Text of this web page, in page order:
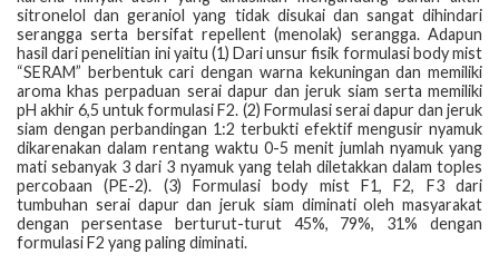
sitronelol dan geraniol yang tidak disukai dan sangat dihindari
serangga serta bersifat repellent (menolak) serangga. Adapun
hasil dari penelitian ini yaitu (1) Dari unsur fisik formulasi body mist
“SERAM” berbentuk cari dengan warna kekuningan dan memiliki
aroma khas perpaduan serai dapur dan jeruk siam serta memiliki
pH akhir 6,5 untuk formulasi F2. (2) Formulasi serai dapur dan jeruk
siam dengan perbandingan 1:2 terbukti efektif mengusir nyamuk
dikarenakan dalam rentang waktu 0-5 menit jumlah nyamuk yang
mati sebanyak 3 dari 3 nyamuk yang telah diletakkan dalam toples
percobaan (PE-2). (3) Formulasi body mist F1, F2, F3 dari
tumbuhan serai dapur dan jeruk siam diminati oleh masyarakat
dengan persentase berturut-turut 45%, 79%, 31% dengan
formulasi F2 yang paling diminati.